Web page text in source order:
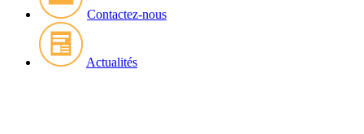
Contactez-nous
Actualités